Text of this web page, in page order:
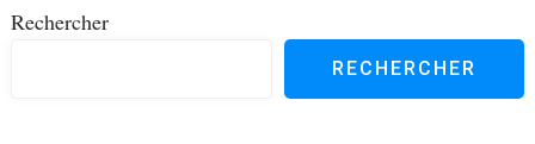
Rechercher
RECHERCHER